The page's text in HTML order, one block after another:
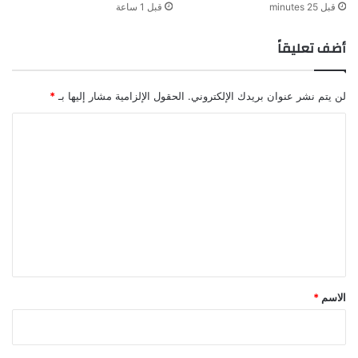
قبل 25 minutes قبل 1 ساعة
أضف تعليقاً
لن يتم نشر عنوان بريدك الإلكتروني. الحقول الإلزامية مشار إليها بـ*
*
الاسم *